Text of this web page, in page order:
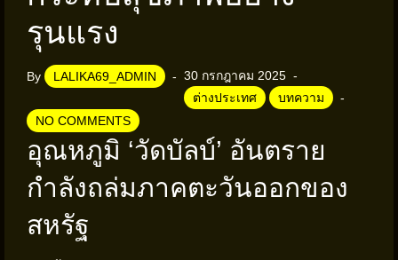
รุนแรง
By LALIKA69_ADMIN
30 กรกฎาคม 2025
ต่างประเทศ
บทความ
NO COMMENTS
อุณหภูมิ ‘วัดบัลบ์’ อันตราย
กำลังถล่มภาคตะวันออกของ
สหรัฐ